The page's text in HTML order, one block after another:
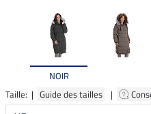
NOIR
Taille: | Guide des tailles |